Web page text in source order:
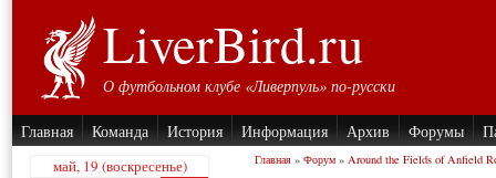
LiverBird.ru
О футбольном клубе «Ливерпуль» по-русски
Главная Команда История Информация Архив Форумы
май, 19 (воскресенье) Главная » Форум » Around the Fields of Anfield